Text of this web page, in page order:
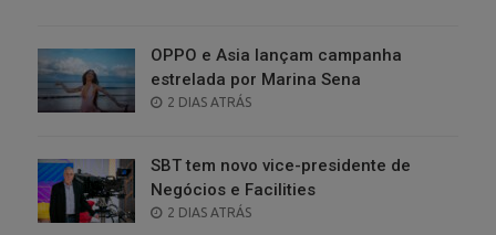
OPPO e Asia lançam campanha
estrelada por Marina Sena
POSTED
2 DIAS ATRÁS
SBT tem novo vice-presidente de
Negócios e Facilities
POSTED
2 DIAS ATRÁS